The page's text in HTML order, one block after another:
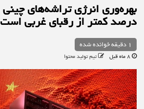
درصد کمتر از رقبای غربی است
1 دقیقه خوانده شده
تیم تولید محتوا